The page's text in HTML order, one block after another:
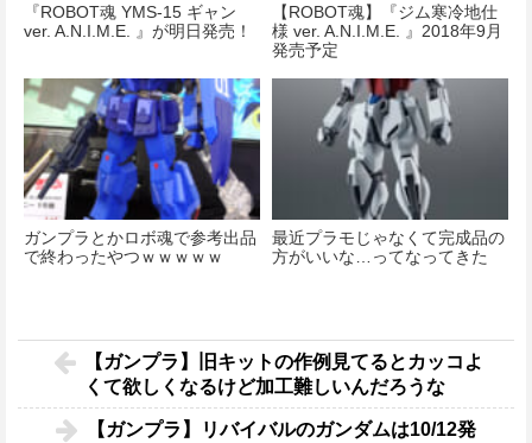
『ROBOT魂 YMS-15 ギャン
ver. A.N.I.M.E. 』が明日発売！
【ROBOT魂】『ジム寒冷地仕
様 ver. A.N.I.M.E. 』2018年9月
発売予定
ガンプラとかロボ魂で参考出品
で終わったやつｗｗｗｗｗ
最近プラモじゃなくて完成品の
方がいいな…ってなってきた
【ガンプラ】旧キットの作例見てるとカッコよ
くて欲しくなるけど加工難しいんだろうな
【ガンプラ】リバイバルのガンダムは10/12発